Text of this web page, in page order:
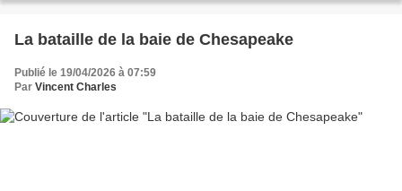
La bataille de la baie de Chesapeake
Publié le 19/04/2026 à 07:59
Par Vincent Charles